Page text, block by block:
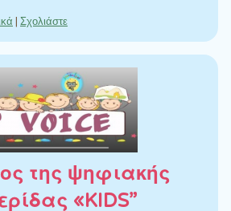
| Σχολιάστε
της ψηφιακής
«KIDS”